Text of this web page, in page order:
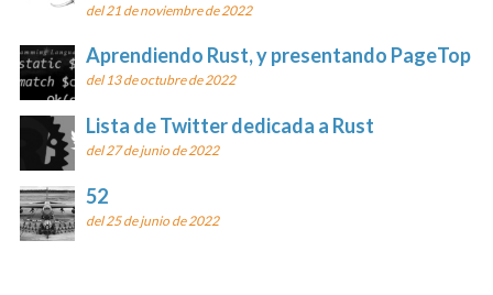
del 21 de noviembre de 2022
Aprendiendo Rust, y presentando PageTop
del 13 de octubre de 2022
Lista de Twitter dedicada a Rust
del 27 de junio de 2022
52
del 25 de junio de 2022